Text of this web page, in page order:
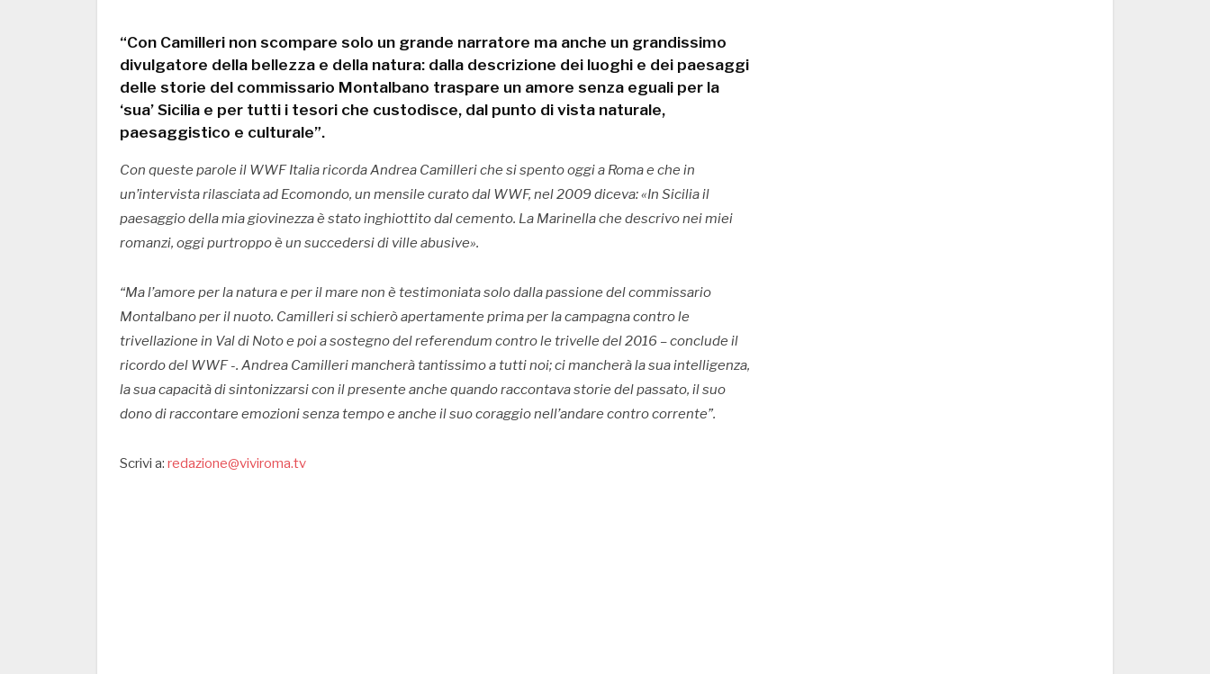
“Con Camilleri non scompare solo un grande narratore ma anche un grandissimo
divulgatore della bellezza e della natura: dalla descrizione dei luoghi e dei paesaggi
delle storie del commissario Montalbano traspare un amore senza eguali per la
‘sua’ Sicilia e per tutti i tesori che custodisce, dal punto di vista naturale,
paesaggistico e culturale”.
Con queste parole il WWF Italia ricorda Andrea Camilleri che si spento oggi a Roma e che in
un’intervista rilasciata ad Ecomondo, un mensile curato dal WWF, nel 2009 diceva: «In Sicilia il
paesaggio della mia giovinezza è stato inghiottito dal cemento. La Marinella che descrivo nei miei
romanzi, oggi purtroppo è un succedersi di ville abusive».
“Ma l’amore per la natura e per il mare non è testimoniata solo dalla passione del commissario
Montalbano per il nuoto. Camilleri si schierò apertamente prima per la campagna contro le
trivellazione in Val di Noto e poi a sostegno del referendum contro le trivelle del 2016 – conclude il
ricordo del WWF -. Andrea Camilleri mancherà tantissimo a tutti noi; ci mancherà la sua intelligenza,
la sua capacità di sintonizzarsi con il presente anche quando raccontava storie del passato, il suo
dono di raccontare emozioni senza tempo e anche il suo coraggio nell’andare contro corrente”.
Scrivi a: redazione@viviroma.tv